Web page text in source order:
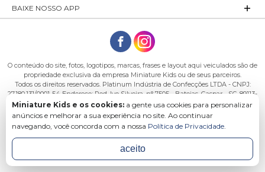
BAIXE NOSSO APP
O conteúdo do site, fotos, logotipos, marcas, frases e layout aqui veiculados são de
propriedade exclusiva da empresa Miniature Kids ou de seus parceiros.
Todos os direitos reservados. Platinum Indústria de Confecções LTDA - CNPJ:
27.180.131/0001-54 Endereço: Rod. Ivo Silveira, n° 7505 - Bateias, Gaspar - SC, 89113-
040
Miniature Kids e os cookies: a gente usa cookies para personalizar
anúncios e melhorar a sua experiência no site. Ao continuar
navegando, você concorda com a nossa Política de Privacidade.
aceito